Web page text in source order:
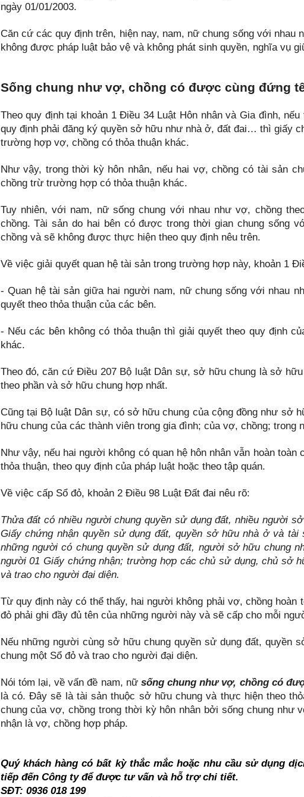
ngày 01/01/2003.
Căn cứ các quy định trên, hiện nay, nam, nữ chung sống với
không được pháp luật bảo vệ và không phát sinh quyền, nghĩa vụ
Sống chung như vợ, chồng có được cùng đứng
Theo quy định tại khoản 1 Điều 34 Luật Hôn nhân và Gia đình,
quy định phải đăng ký quyền sở hữu như nhà ở, đất đai… thì giấy
trường hợp vợ, chồng có thỏa thuận khác.
Như vậy, trong thời kỳ hôn nhân, nếu hai vợ, chồng có tài sản
chồng trừ trường hợp có thỏa thuận khác.
Tuy nhiên, với nam, nữ sống chung với nhau như vợ, chồng
chồng. Tài sản do hai bên có được trong thời gian chung sống
chồng và sẽ không được thực hiện theo quy định nêu trên.
Về việc giải quyết quan hệ tài sản trong trường hợp này, khoản 1
- Quan hệ tài sản giữa hai người nam, nữ chung sống với nhau
quyết theo thỏa thuận của các bên.
- Nếu các bên không có thỏa thuận thì giải quyết theo quy định
khác.
Theo đó, căn cứ Điều 207 Bộ luật Dân sự, sở hữu chung là sở
theo phần và sở hữu chung hợp nhất.
Cũng tại Bộ luật Dân sự, có sở hữu chung của cộng đồng như sở
hữu chung của các thành viên trong gia đình; của vợ, chồng;
Như vậy, nếu hai người không có quan hệ hôn nhân vẫn hoàn
thỏa thuận, theo quy định của pháp luật hoặc theo tập quán.
Về việc cấp Sổ đỏ, khoản 2 Điều 98 Luật Đất đai nêu rõ:
Thửa đất có nhiều người chung quyền sử dụng đất, nhiều người
Giấy chứng nhận quyền sử dụng đất, quyền sở hữu nhà ở và
những người có chung quyền sử dụng đất, người sở hữu chung
người 01 Giấy chứng nhận; trường hợp các chủ sử dụng, chủ sở
và trao cho người đại diện.
Từ quy định này có thể thấy, hai người không phải vợ, chồng hoàn
đỏ phải ghi đầy đủ tên của những người này và sẽ cấp cho mỗi
Nếu những người cùng sở hữu chung quyền sử dụng đất,
chung một Sổ đỏ và trao cho người đại diện.
Nói tóm lại, về vấn đề nam, nữ sống chung như vợ, chồng có
là có. Đây sẽ là tài sản thuộc sở hữu chung và thực hiện theo
chung của vợ, chồng trong thời kỳ hôn nhân bởi sống chung như
nhận là vợ, chồng hợp pháp.
Quý khách hàng có bất kỳ thắc mắc hoặc nhu cầu sử dụng
tiếp đến Công ty để được tư vấn và hỗ trợ chi tiết.
SĐT: 0936 018 199